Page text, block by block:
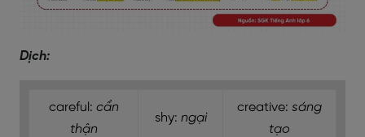
Dịch:
careful: cẩn
thận
shy: ngại
creative: sáng
tạo